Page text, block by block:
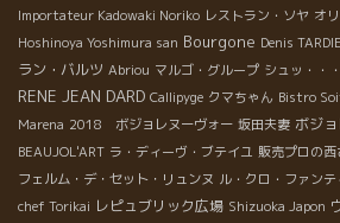
Importateur Kadowaki Noriko レストラン・ソヤ オ
Hoshinoya Yoshimura san Bourgone Denis
ラン・バルツ Abriou マルゴ・グループ シュッ・・
RENE JEAN DARD Callipyge クマちゃん Bistro
Marena 2018 ボジョレヌーヴォー 坂田夫妻 ボジ
BEAUJOL'ART ラ・ディーヴ・ブテイユ 販売プロの西
フェルム・デ・セット・リュンヌ ル・クロ・ファンテ
chef Torikai レピュブリック広場 Shizuoka Japon